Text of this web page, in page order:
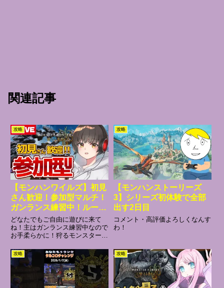
関連記事
攻略
【モンハンワイルズ】初見
さん歓迎！参加型マルチ！
ガンランス練習中！ルーレ
ットで相手を決めて遊ぼ
う！
どなたでもご自由に遊びに来て
ね！主はガンランス練習中なので
お手柔らかに！狩るモンスターは
法について】●参加希望の方はチ
ャットで「参加希望」とコメント
お願いします！●ロビーの人数が
4人以上いる場合、1戦ごとにメ
ン...
攻略
【モンハンストーリーズ
3】シリーズ初体験で全部
出す2日目
コメント・高評価よろしくなんす
わ！
攻略 攻略